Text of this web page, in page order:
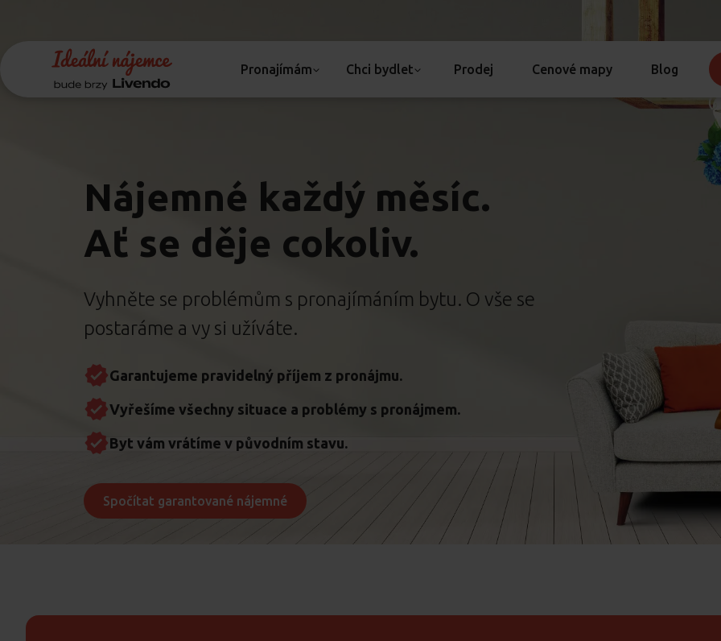
Pronajímám Chci bydlet Prodej Cenové mapy Blog
Nájemné každý měsíc.
Ať se děje cokoliv.
Vyhněte se problémům s pronajímáním bytu. O vše se
postaráme a vy si užíváte.
Garantujeme pravidelný příjem z pronájmu.
Vyřešíme všechny situace a problémy s pronájmem.
Byt vám vrátíme v původním stavu.
Spočítat garantované nájemné